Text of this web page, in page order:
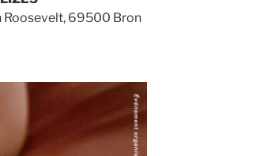
Roosevelt, 69500 Bron